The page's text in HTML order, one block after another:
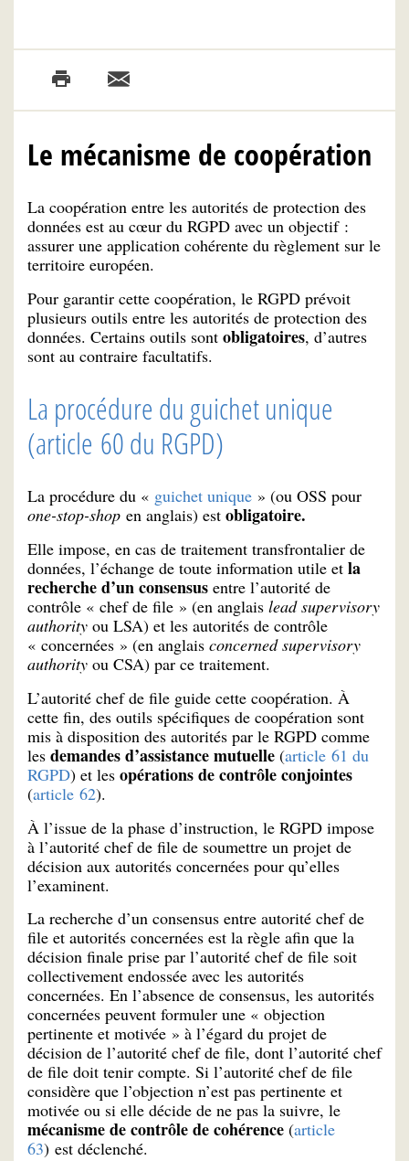
Le mécanisme de coopération
La coopération entre les autorités de protection des
données est au cœur du RGPD avec un objectif :
assurer une application cohérente du règlement sur le
territoire européen.
Pour garantir cette coopération, le RGPD prévoit
plusieurs outils entre les autorités de protection des
données. Certains outils sont obligatoires, d’autres
sont au contraire facultatifs.
La procédure du guichet unique
(article 60 du RGPD)
La procédure du « guichet unique » (ou OSS pour
one-stop-shop en anglais) est obligatoire.
Elle impose, en cas de traitement transfrontalier de
données, l’échange de toute information utile et la
recherche d’un consensus entre l’autorité de
contrôle « chef de file » (en anglais lead supervisory
authority ou LSA) et les autorités de contrôle
« concernées » (en anglais concerned supervisory
authority ou CSA) par ce traitement.
L’autorité chef de file guide cette coopération. À
cette fin, des outils spécifiques de coopération sont
mis à disposition des autorités par le RGPD comme
les demandes d’assistance mutuelle (article 61 du
RGPD) et les opérations de contrôle conjointes
(article 62).
À l’issue de la phase d’instruction, le RGPD impose
à l’autorité chef de file de soumettre un projet de
décision aux autorités concernées pour qu’elles
l’examinent.
La recherche d’un consensus entre autorité chef de
file et autorités concernées est la règle afin que la
décision finale prise par l’autorité chef de file soit
collectivement endossée avec les autorités
concernées. En l’absence de consensus, les autorités
concernées peuvent formuler une « objection
pertinente et motivée » à l’égard du projet de
décision de l’autorité chef de file, dont l’autorité chef
de file doit tenir compte. Si l’autorité chef de file
considère que l’objection n’est pas pertinente et
motivée ou si elle décide de ne pas la suivre, le
mécanisme de contrôle de cohérence (article
63) est déclenché.